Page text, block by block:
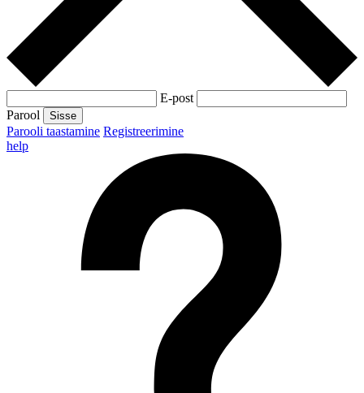
E-post
Parool
Sisse
Parooli taastamine Registreerimine
help